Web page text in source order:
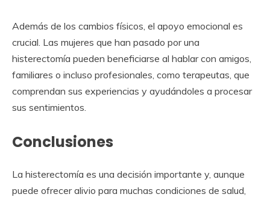
Además de los cambios físicos, el apoyo emocional es
crucial. Las mujeres que han pasado por una
histerectomía pueden beneficiarse al hablar con amigos,
familiares o incluso profesionales, como terapeutas, que
comprendan sus experiencias y ayudándoles a procesar
sus sentimientos.
Conclusiones
La histerectomía es una decisión importante y, aunque
puede ofrecer alivio para muchas condiciones de salud,